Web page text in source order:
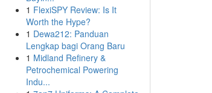
1 FlexiSPY Review: Is It
Worth the Hype?
1 Dewa212: Panduan
Lengkap bagi Orang Baru
1 Midland Refinery &
Petrochemical Powering
Indu...